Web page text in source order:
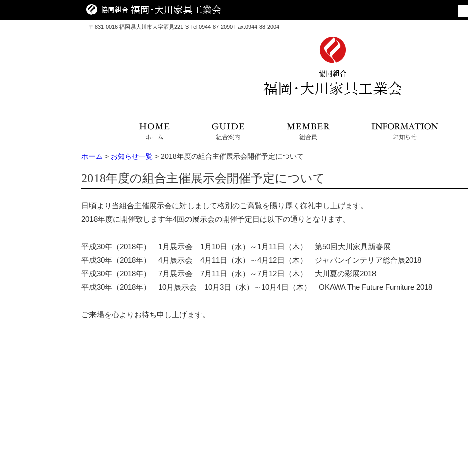
〒831-0016 福岡県大川市大字酒見221-3 Tel.0944-87-2090 Fax.0944-88-2004
組合員
ホーム > お知らせ一覧 > 2018年度の組合主催展示会開催予定について
2018年度の組合主催展示会開催予定について
日頃より当組合主催展示会に対しまして格別のご高覧を賜り厚く御礼申し上げます。
2018年度に開催致します年4回の展示会の開催予定日は以下の通りとなります。
平成30年（2018年） 1月展示会 1月10日（水）～1月11日（木） 第50回大川家具新春展
平成30年（2018年） 4月展示会 4月11日（水）～4月12日（木） ジャパンインテリア総合展2018
平成30年（2018年） 7月展示会 7月11日（水）～7月12日（木） 大川夏の彩展2018
平成30年（2018年） 10月展示会 10月3日（水）～10月4日（木） OKAWA The Future Furniture 2018
ご来場を心よりお待ち申し上げます。